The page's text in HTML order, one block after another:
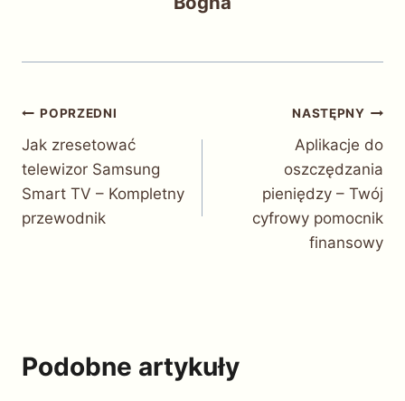
Nawigacja
wpisu
POPRZEDNI
Jak zresetować
telewizor Samsung
Smart TV – Kompletny
przewodnik
NASTĘPNY
Aplikacje do
oszczędzania
pieniędzy – Twój
cyfrowy pomocnik
finansowy
Podobne artykuły